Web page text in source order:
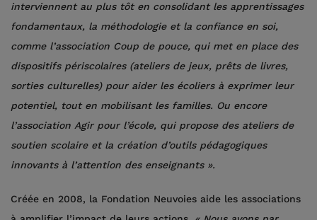
interviennent au plus tôt en consolidant les apprentissages
fondamentaux, la méthodologie et la confiance en soi,
comme l’association Coup de pouce, qui met en place des
dispositifs périscolaires (ateliers de jeux, prêts de livres,
sorties culturelles) pour aider les écoliers à exprimer leur
potentiel, tout en mobilisant les familles. Ou encore
l’association Agir pour l’école, qui propose des ateliers de
soutien scolaire et la création d’outils pédagogiques
innovants à l’attention des enseignants ».
Créée en 2008, la Fondation Neuvoies aide les associations